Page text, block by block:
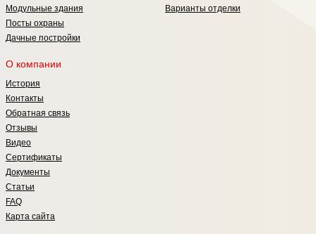
Модульные здания
Посты охраны
Дачные постройки
Варианты отделки
О компании
История
Контакты
Обратная связь
Отзывы
Видео
Сертификаты
Документы
Статьи
FAQ
Карта сайта